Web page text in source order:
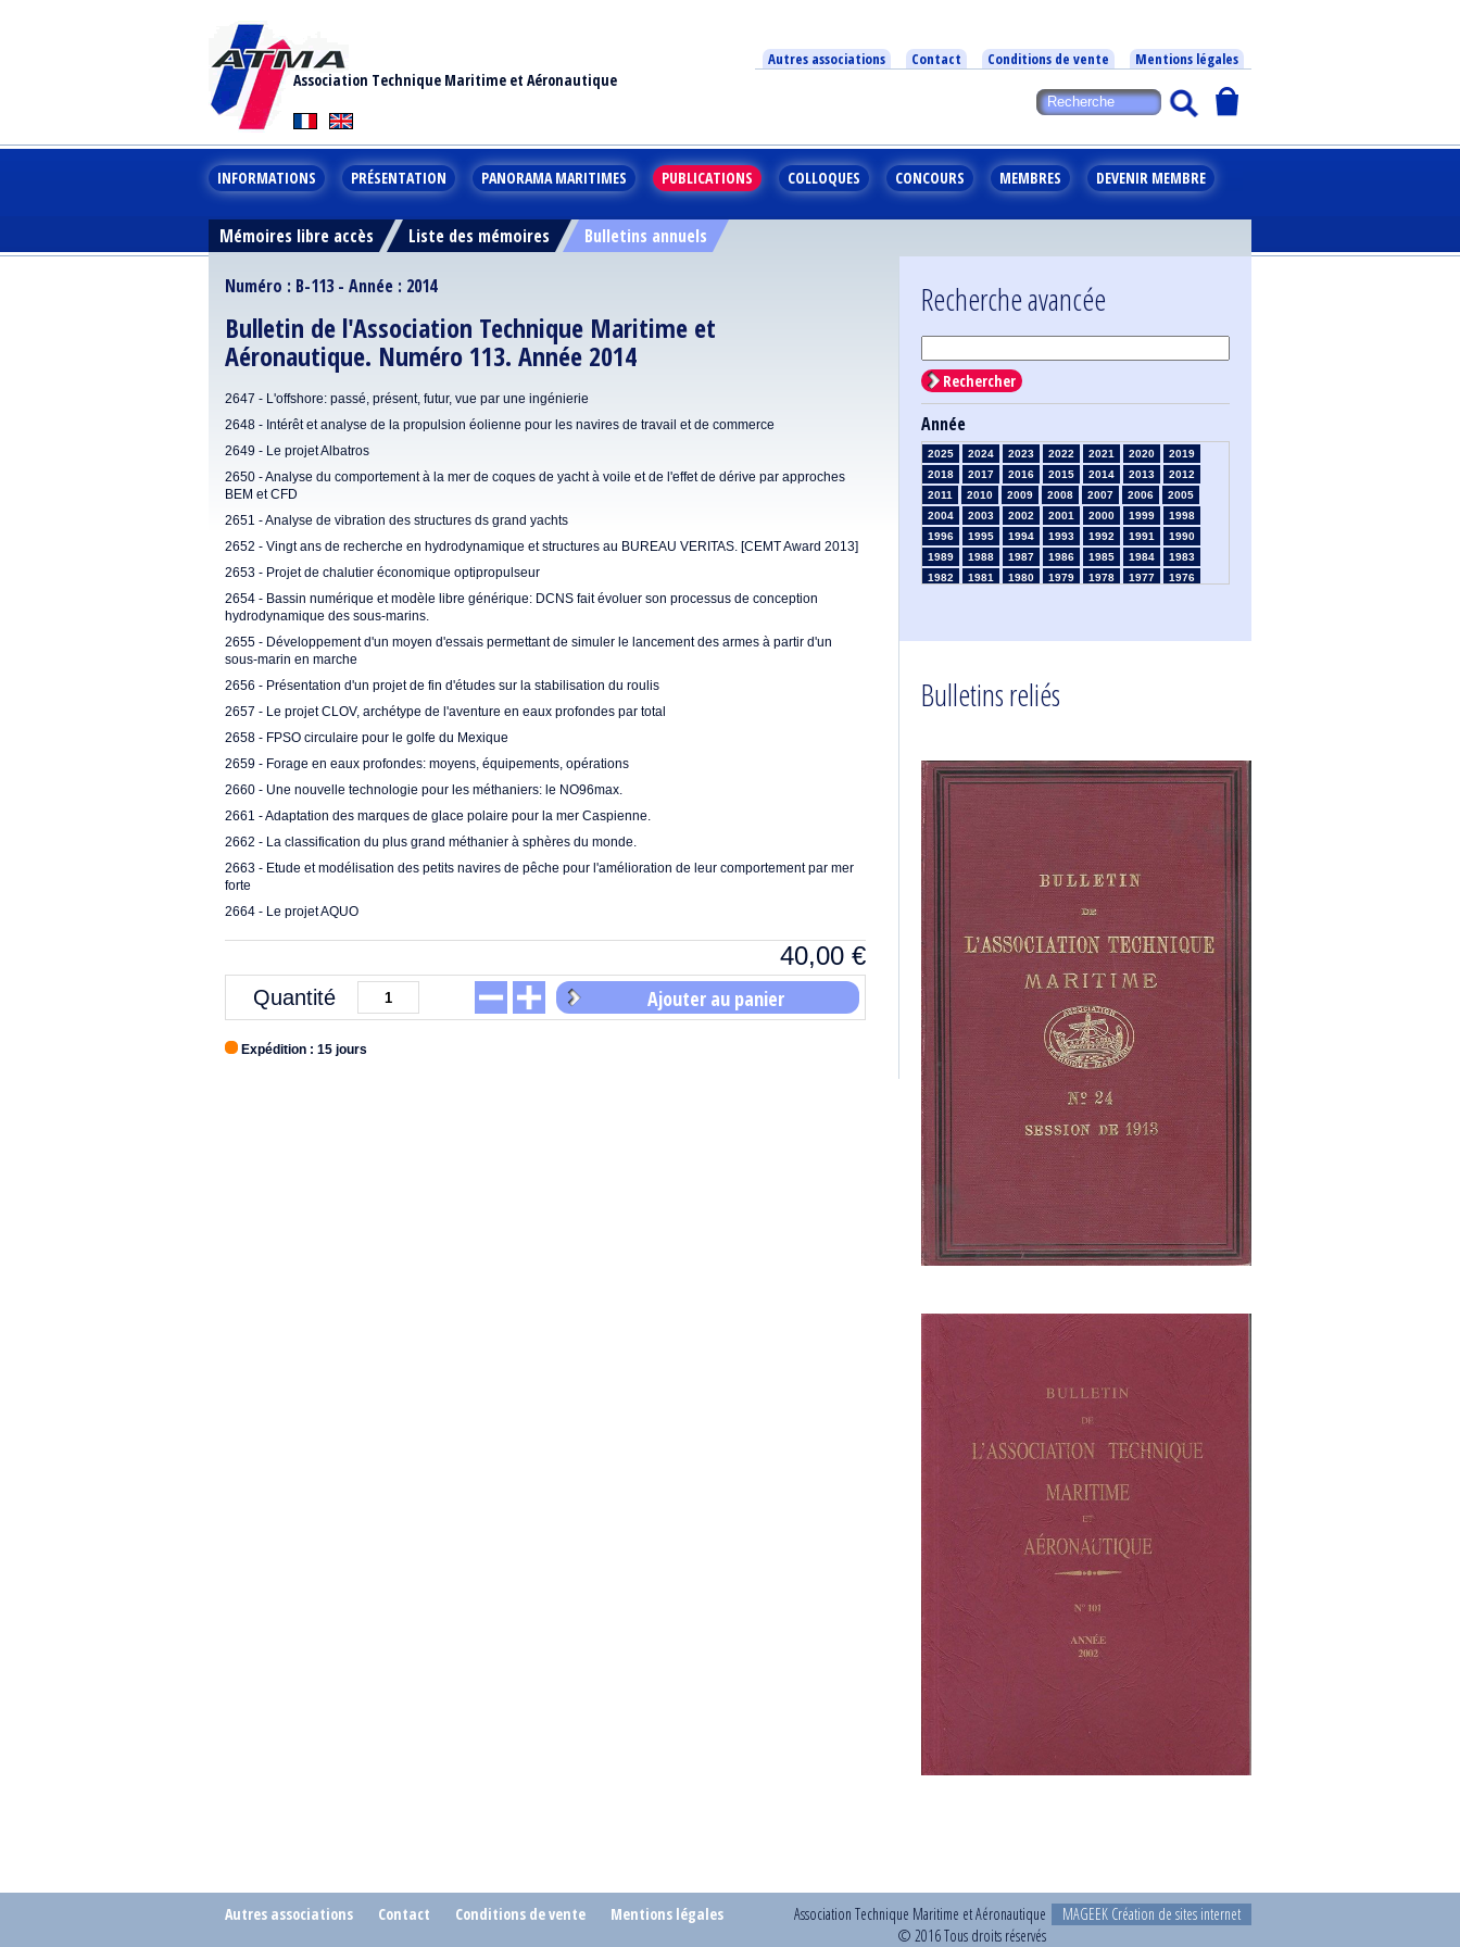
Association Technique Maritime et Aéronautique
Autres associations Contact Conditions de vente Mentions légales
INFORMATIONS PRÉSENTATION PANORAMA MARITIMES PUBLICATIONS COLLOQUES CONCOURS MEMBRES DEVENIR MEMBRE
Mémoires libre accès Liste des mémoires Bulletins annuels
Numéro : B-113 - Année : 2014
Bulletin de l'Association Technique Maritime et
Aéronautique. Numéro 113. Année 2014
2647 - L'offshore: passé, présent, futur, vue par une ingénierie
2648 - Intérêt et analyse de la propulsion éolienne pour les navires de travail et de commerce
2649 - Le projet Albatros
2650 - Analyse du comportement à la mer de coques de yacht à voile et de l'effet de dérive par approches
BEM et CFD
2651 - Analyse de vibration des structures ds grand yachts
2652 - Vingt ans de recherche en hydrodynamique et structures au BUREAU VERITAS. [CEMT Award 2013]
2653 - Projet de chalutier économique optipropulseur
2654 - Bassin numérique et modèle libre générique: DCNS fait évoluer son processus de conception
hydrodynamique des sous-marins.
2655 - Développement d'un moyen d'essais permettant de simuler le lancement des armes à partir d'un
sous-marin en marche
2656 - Présentation d'un projet de fin d'études sur la stabilisation du roulis
2657 - Le projet CLOV, archétype de l'aventure en eaux profondes par total
2658 - FPSO circulaire pour le golfe du Mexique
2659 - Forage en eaux profondes: moyens, équipements, opérations
2660 - Une nouvelle technologie pour les méthaniers: le NO96max.
2661 - Adaptation des marques de glace polaire pour la mer Caspienne.
2662 - La classification du plus grand méthanier à sphères du monde.
2663 - Etude et modélisation des petits navires de pêche pour l'amélioration de leur comportement par mer
forte
2664 - Le projet AQUO
40,00 €
Quantité Ajouter au panier
Expédition : 15 jours
Recherche avancée
Rechercher
Année
2025 2024 2023 2022 2021 2020
2019
2018
2017 2016 2015 2014 2013
2012
2011
2010 2009 2008 2007 2006
2005
2004
2003 2002 2001 2000 1999
1998
1996
1995 1994 1993 1992 1991
1990
1989
1988 1987 1986 1985 1984
1983
1982
1981 1980 1979 1978 1977
1976
1961
1960 1959 1958 1957 1956
1955
1939
1935
1934 1933 1932
1903
1902 1901 1900 1895 1890
Bulletins reliés
Autres associations Contact Conditions de vente Mentions légales
Association Technique Maritime et Aéronautique
© 2016 Tous droits réservés
MAGEEK Création de sites internet